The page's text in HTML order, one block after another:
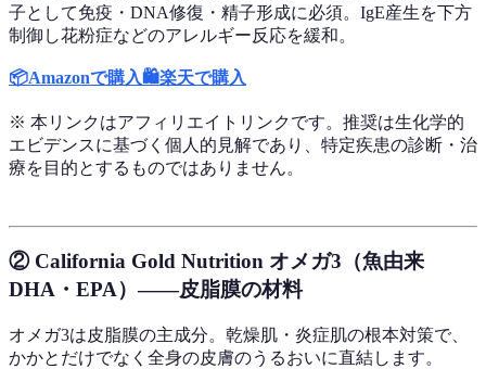
子として免疫・DNA修復・精子形成に必須。IgE産生を下方
制御し花粉症などのアレルギー反応を緩和。
📦Amazonで購入🛍️楽天で購入
※ 本リンクはアフィリエイトリンクです。推奨は生化学的
エビデンスに基づく個人的見解であり、特定疾患の診断・治
療を目的とするものではありません。
② California Gold Nutrition オメガ3（魚由来
DHA・EPA）——皮脂膜の材料
オメガ3は皮脂膜の主成分。乾燥肌・炎症肌の根本対策で、
かかとだけでなく全身の皮膚のうるおいに直結します。